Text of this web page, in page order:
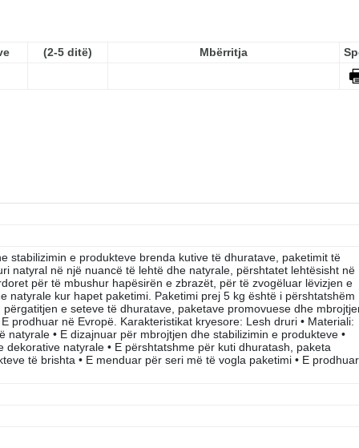
(2-5 ditë) Mbërritja
stabilizimin e produkteve brenda kutive të dhuratave, paketimit të
natyral në një nuancë të lehtë dhe natyrale, përshtatet lehtësisht në
për të mbushur hapësirën e zbrazët, për të zvogëluar lëvizjen e
natyrale kur hapet paketimi. Paketimi prej 5 kg është i përshtatshëm
e seteve të dhuratave, paketave promovuese dhe
prodhuar në Evropë. Karakteristikat kryesore: Lesh druri • Materiali:
natyrale • E dizajnuar për mbrojtjen dhe stabilizimin e produkteve •
natyrale • E përshtatshme për kuti dhuratash, paketa
të brishta • E menduar për seri më të vogla paketimi • E prodhuar